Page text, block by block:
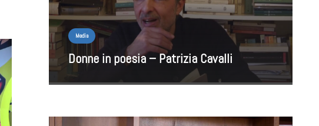
Media
Donne in poesia – Patrizia Cavalli